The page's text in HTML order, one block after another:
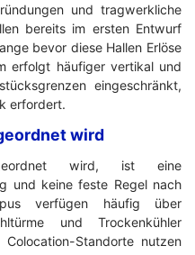
und tragwerkliche
bereits im ersten Entwurf
bevor diese Hallen Erlöse
erfolgt häufiger vertikal und
eingeschränkt,
erfordert.
wird
wird, ist eine
und keine feste Regel nach
verfügen häufig über
und Trockenkühler
Standorte nutzen